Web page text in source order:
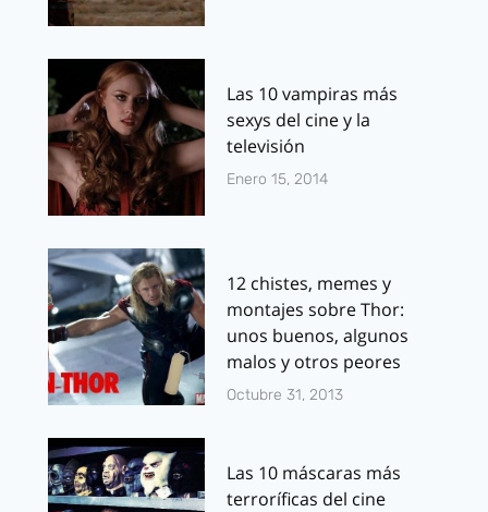
Las 10 vampiras más
sexys del cine y la
televisión
Enero 15, 2014
12 chistes, memes y
montajes sobre Thor:
unos buenos, algunos
malos y otros peores
Octubre 31, 2013
Las 10 máscaras más
terroríficas del cine